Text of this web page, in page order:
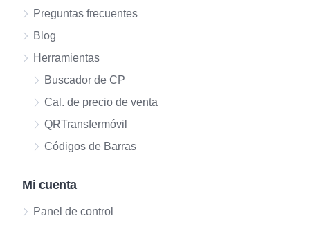
Preguntas frecuentes
Blog
Herramientas
Buscador de CP
Cal. de precio de venta
QRTransfermóvil
Códigos de Barras
Mi cuenta
Panel de control